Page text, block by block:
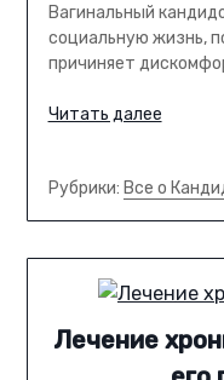
Вагинальный
социальную жизнь,
причиняет
Читать далее
Рубрики: Все о
Лечение